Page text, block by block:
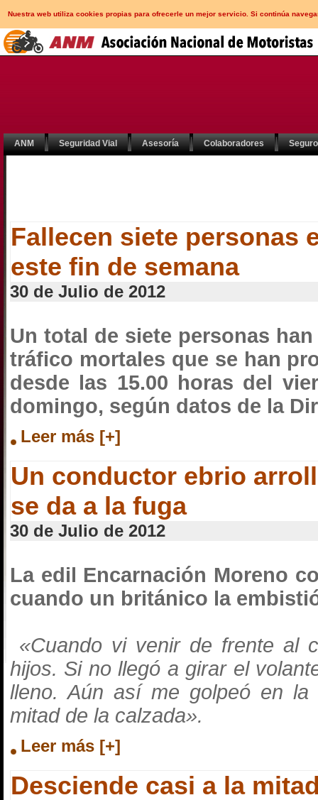
Nuestra web utiliza cookies propias para ofrecerle un mejor servicio. Si continúa
ANM Seguridad Vial Asesoría Colaboradores
Fallecen siete personas
este fin de semana
30 de Julio de 2012
Un total de siete personas
tráfico mortales que se han
desde las 15.00 horas del
domingo, según datos de la
Leer más [+]
Un conductor ebrio
se da a la fuga
30 de Julio de 2012
La edil Encarnación Moreno
cuando un británico la
«Cuando vi venir de frente al
hijos. Si no llegó a girar el
lleno. Aún así me golpeó en
mitad de la calzada».
Leer más [+]
Desciende casi a la